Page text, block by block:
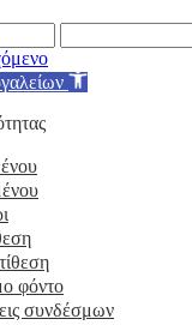
φόντο
συνδέσμων